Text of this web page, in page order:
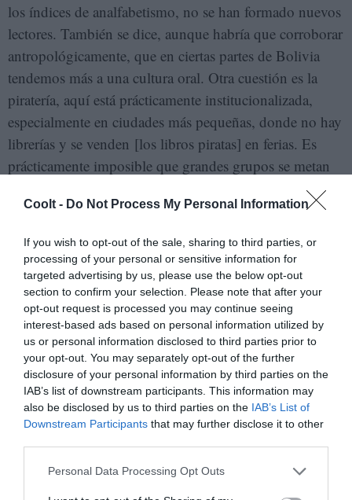
Coolt - Do Not Process My Personal Information
If you wish to opt-out of the sale, sharing to third parties, or
processing of your personal or sensitive information for
targeted advertising by us, please use the below opt-out
section to confirm your selection. Please note that after your
opt-out request is processed you may continue seeing
interest-based ads based on personal information utilized by
us or personal information disclosed to third parties prior to
your opt-out. You may separately opt-out of the further
disclosure of your personal information by third parties on the
IAB’s list of downstream participants. This information may
also be disclosed by us to third parties on the IAB’s List of
Downstream Participants that may further disclose it to other
Personal Data Processing Opt Outs
los índices de analfabetismo, no se han formado nuevos
lectores. También se dice, aunque habría que corroborar
antropológicamente, que en ciertas partes de Bolivia
tendemos más a una cultura oral. Otra cuestión es la
piratería, aquí está prácticamente institucionalizada,
especialmente en ciudades más pequeñas, donde no hay
librerías y se venden [los libros piratas] en ferias. Es
prácticamente imposible que grandes grupos se metan
con el Estado?
- Creo que hubo una época, hace como 10 años, en la
que el Ministerio de Cultura hacía proyectos interesantes
en todas las áreas. Nosotros propusimos un proyecto
piloto en 2013 que se llamaba la Biblioteca
Plurinacional, que luego la retomaron desde el Estado y
llamaron laBiblioteca del Bicentenario, que sigue a un
ritmo lento, donde van a publicar los 200 títulos más
algunos premios de escritura, de ausencia casi total del